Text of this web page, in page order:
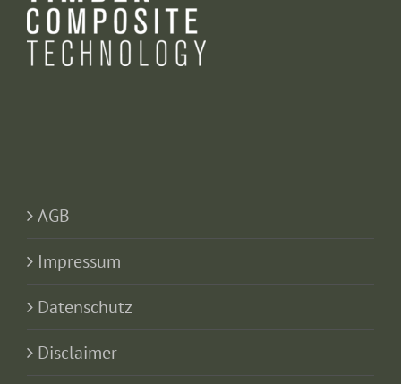
AGB
Impressum
Datenschutz
Disclaimer